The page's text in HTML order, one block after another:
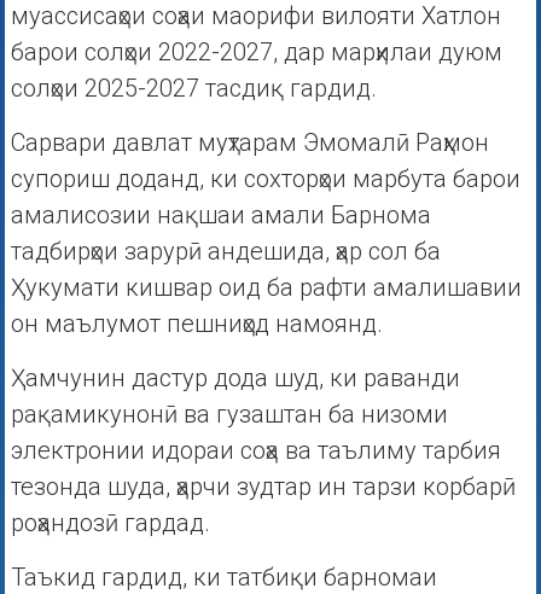
муассисаҳои соҳаи маорифи вилояти Хатлон
барои солҳои 2022-2027, дар марҳилаи дуюм
солҳои 2025-2027 тасдиқ гардид.
Сарвари давлат муҳтарам Эмомалӣ Раҳмон
супориш доданд, ки сохторҳои марбута барои
амалисозии нақшаи амали Барнома
тадбирҳои зарурӣ андешида, ҳар сол ба
Ҳукумати кишвар оид ба рафти амалишавии
он маълумот пешниҳод намоянд.
Ҳамчунин дастур дода шуд, ки раванди
рақамикунонӣ ва гузаштан ба низоми
электронии идораи соҳа ва таълиму тарбия
тезонда шуда, ҳарчи зудтар ин тарзи корбарӣ
роҳандозӣ гардад.
Таъкид гардид, ки татбиқи барномаи